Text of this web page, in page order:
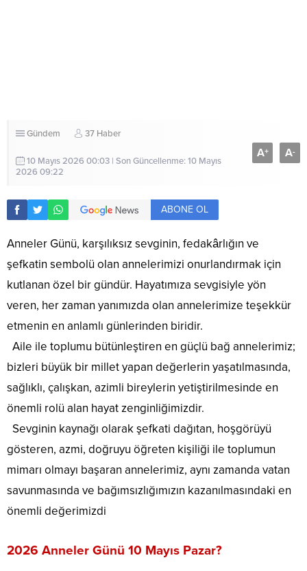
Gündem 37 Haber
10 Mayıs 2026 00:03 | Son Güncellenme: 10 Mayıs
2026 09:22
A+ A-
ABONE OL
Anneler Günü, karşılıksız sevginin, fedakârlığın ve
şefkatin sembolü olan annelerimizi onurlandırmak için
kutlanan özel bir gündür. Hayatımıza sevgisiyle yön
veren, her zaman yanımızda olan annelerimize teşekkür
etmenin en anlamlı günlerinden biridir.
Aile ile toplumu bütünleştiren en güçlü bağ annelerimiz;
bizleri büyük bir millet yapan değerlerin yaşatılmasında,
sağlıklı, çalışkan, azimli bireylerin yetiştirilmesinde en
önemli rolü alan hayat zenginliğimizdir.
Sevginin kaynağı olarak şefkati dağıtan, hoşgörüyü
gösteren, azmi, doğruyu öğreten kişiliği ile toplumun
mimarı olmayı başaran annelerimiz, aynı zamanda vatan
savunmasında ve bağımsızlığımızın kazanılmasındaki en
önemli değerimizdi
2026 Anneler Günü 10 Mayıs Pazar?